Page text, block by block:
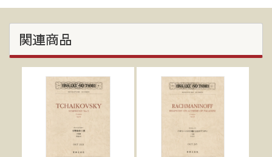
関連商品